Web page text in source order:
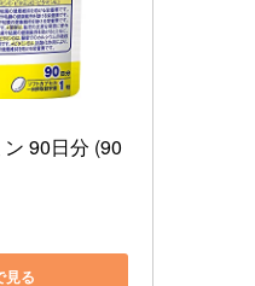
90日分 (90
見る